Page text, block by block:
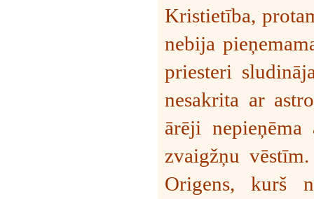
Kristietība,
nebija
priesteri
nesakrita ar
ārēji
zvaigžņu
Origens, kurš